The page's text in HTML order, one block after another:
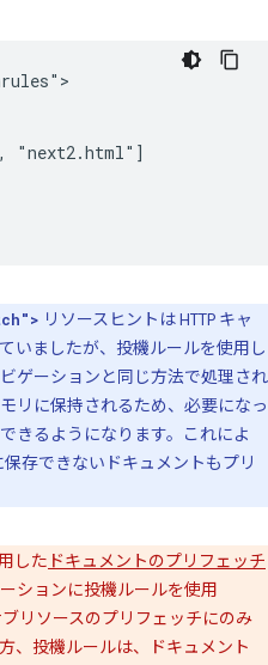
"next2.html"]
リソースヒントは HTTP キャ
いましたが、投機ルールを使用し
ゲーションと同じ方法で処理され
リに保持されるため、必要になっ
きるようになります。これによ
保存できないドキュメントもプリ
した ドキュメントのプリフェッチ
ションに投機ルールを使用
ブリソースのプリフェッチにのみ
、投機ルールは、ドキュメント